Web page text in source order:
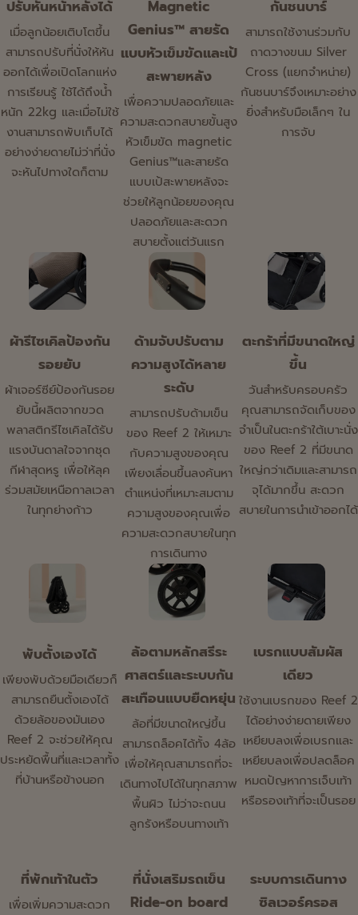
ปรับหันหน้าหลังได้
เมื่อลูกน้อยเติบโตขึ้น
สามารถปรับที่นั่งให้หัน
ออกได้เพื่อเปิดโลกแห่ง
การเรียนรู้ ใช้ได้ถึงน้ำ
หนัก 22kg และเมื่อไม่ใช้
งานสามารถพับเก็บได้
อย่างง่ายดายไม่ว่าที่นั่ง
จะหันไปทางใดก็ตาม
Magnetic
Genius™ สายรัด
แบบหัวเข็มขัดและเป้
สะพายหลัง
เพื่อความปลอดภัยและ
ความสะดวกสบายขั้นสูง
หัวเข็มขัด magnetic
Genius™และสายรัด
แบบเป้สะพายหลังจะ
ช่วยให้ลูกน้อยของคุณ
ปลอดภัยและสะดวก
สบายตั้งแต่วันแรก
กันชนบาร์
สามารถใช้งานร่วมกับ
ถาดวางขนม Silver
Cross (แยกจำหน่าย)
กันชนบาร์จึงเหมาะอย่าง
ยิ่งสำหรับมือเล็กๆ ใน
การจับ
ผ้ารีไซเคิลป้องกัน
รอยยับ
ผ้าเจอร์ซีย์ป้องกันรอย
ยับนี้ผลิตจากขวด
พลาสติกรีไซเคิลได้รับ
แรงบันดาลใจจากชุด
กีฬาสุดหรู เพื่อให้ลุค
ร่วมสมัยเหนือกาลเวลา
ในทุกย่างก้าว
ด้ามจับปรับตาม
ความสูงได้หลาย
ระดับ
สามารถปรับด้ามเข็น
ของ Reef 2 ให้เหมาะ
กับความสูงของคุณ
เพียงเลื่อนขึ้นลงค้นหา
ตำแหน่งที่เหมาะสมตาม
ความสูงของคุณเพื่อ
ความสะดวกสบายในทุก
การเดินทาง
ตะกร้าที่มีขนาดใหญ่
ขึ้น
วันสำหรับครอบครัว
คุณสามารถจัดเก็บของ
จำเป็นในตะกร้าใต้เบาะนั่ง
ของ Reef 2 ที่มีขนาด
ใหญ่กว่าเดิมและสามารถ
จุได้มากขึ้น สะดวก
สบายในการนำเข้าออกได้
พับตั้งเองได้
เพียงพับด้วยมือเดียวก็
สามารถยืนตั้งเองได้
ด้วยล้อของมันเอง
Reef 2 จะช่วยให้คุณ
ประหยัดพื้นที่และเวลาทั้ง
ที่บ้านหรือข้างนอก
ล้อตามหลักสรีระ
ศาสตร์และระบบกัน
สะเทือนแบบยืดหยุ่น
ล้อที่มีขนาดใหญ่ขึ้น
สามารถล็อคได้ทั้ง 4ล้อ
เพื่อให้คุณสามารถที่จะ
เดินทางไปได้ในทุกสภาพ
พื้นผิว ไม่ว่าจะถนน
ลูกรังหรือบนทางเท้า
เบรกแบบสัมผัส
เดียว
ใช้งานเบรกของ Reef 2
ได้อย่างง่ายดายเพียง
เหยียบลงเพื่อเบรกและ
เหยียบลงเพื่อปลดล็อค
หมดปัญหาการเจ็บเท้า
หรือรองเท้าที่จะเป็นรอย
ที่พักเท้าในตัว
เพื่อเพิ่มความสะดวก
ที่นั่งเสริมรถเข็น
Ride-on board
ระบบการเดินทาง
ซิลเวอร์ครอส